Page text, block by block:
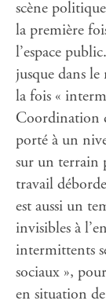
scène
la première
l’espace
jusque dans
la fois «
Coordination
porté à un
sur un terrain
travail
est aussi un
invisibles à
intermittents
sociaux »,
en situation